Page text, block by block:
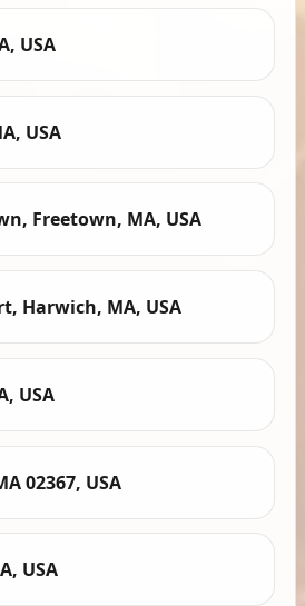
USA
USA
Freetown, MA, USA
Harwich, MA, USA
USA
02367, USA
USA